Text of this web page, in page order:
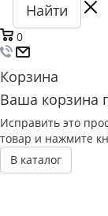
Найти
0
Корзина
Ваша корзина
Исправить это
товар и нажмите
В каталог